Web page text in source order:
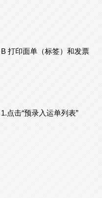
B 打印面单（标签）和发票
1.点击“预录入运单列表”